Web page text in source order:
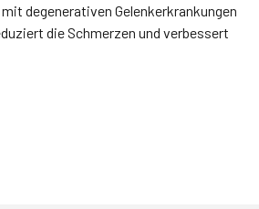
degenerativen Gelenkerkrankungen
die Schmerzen und verbessert